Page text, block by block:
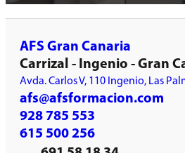
AFS Gran Canaria
Carrizal - Ingenio - Gran
Avda. Carlos V, 110 Ingenio, Las
afs@afsformacion.com
928 785 553
615 500 256